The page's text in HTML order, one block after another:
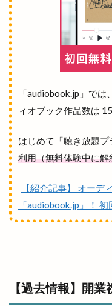
「audiobook.jp」で
ィオブック作品数は
はじめて「聴き放題プ
利用（無料体験中に解
【紹介記事】 オーデ
「audiobook.jp」！
【過去情報】開業